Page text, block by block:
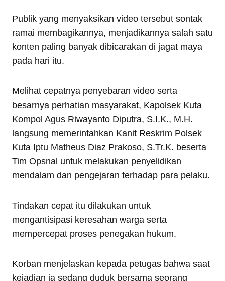
Publik yang menyaksikan video tersebut sontak
ramai membagikannya, menjadikannya salah satu
konten paling banyak dibicarakan di jagat maya
pada hari itu.
Melihat cepatnya penyebaran video serta
besarnya perhatian masyarakat, Kapolsek Kuta
Kompol Agus Riwayanto Diputra, S.I.K., M.H.
langsung memerintahkan Kanit Reskrim Polsek
Kuta Iptu Matheus Diaz Prakoso, S.Tr.K. beserta
Tim Opsnal untuk melakukan penyelidikan
mendalam dan pengejaran terhadap para pelaku.
Tindakan cepat itu dilakukan untuk
mengantisipasi keresahan warga serta
mempercepat proses penegakan hukum.
Korban menjelaskan kepada petugas bahwa saat
kejadian ia sedang duduk bersama seorang